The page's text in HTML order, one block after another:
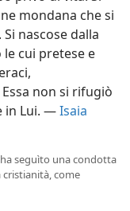
mondana che si
nascose dalla
cui pretese e
non si rifugiò
in Lui. —Isaia
seguìto una condotta
cristianità, come